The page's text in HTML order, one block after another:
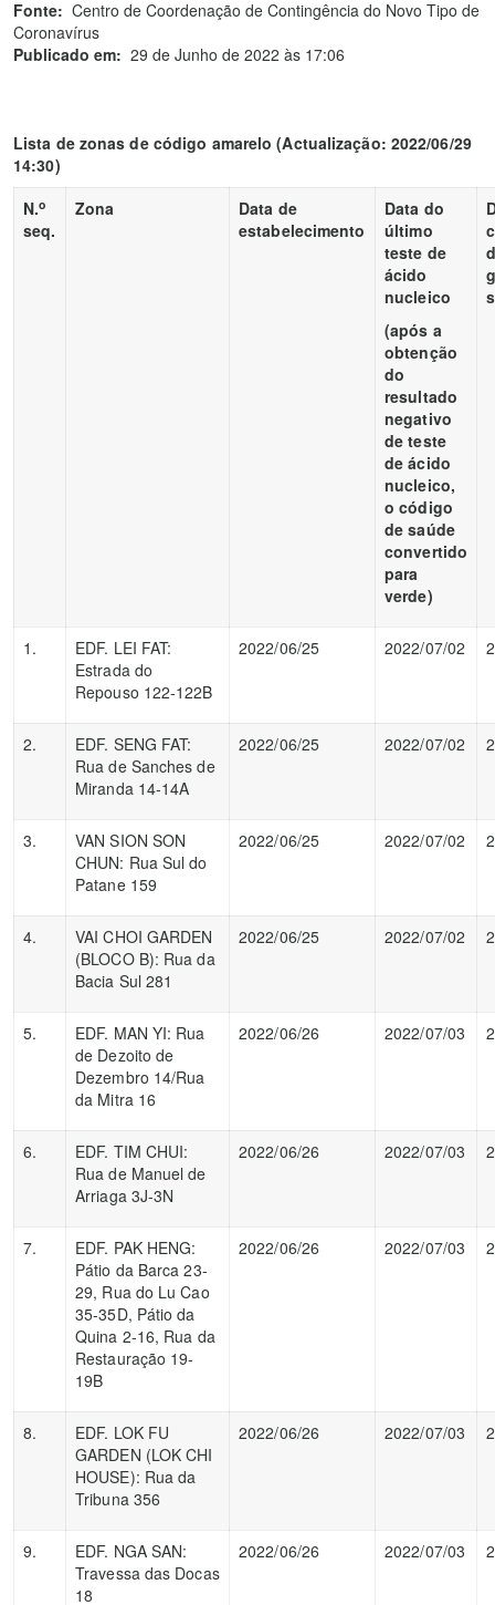
Fonte: Centro de Coordenação de Contingência do Novo Tipo de
Coronavírus
Publicado em: 29 de Junho de 2022 às 17:06
Lista de zonas de código amarelo (Actualização: 2022/06/29
14:30)
N.o
seq.
Zona
Data de
estabelecimento
Data do
último
teste de
ácido
nucleico
(após a
obtenção
do
resultado
negativo
de teste
de ácido
nucleico,
o código
de saúde
convertido
para
verde)
1.
EDF. LEI FAT:
Estrada do
Repouso 122-122B
2022/06/25 2022/07/02
2.
EDF. SENG FAT:
Rua de Sanches de
Miranda 14-14A
2022/06/25 2022/07/02
3.
VAN SION SON
CHUN: Rua Sul do
Patane 159
2022/06/25 2022/07/02
4.
VAI CHOI GARDEN
(BLOCO B): Rua da
Bacia Sul 281
2022/06/25 2022/07/02
5.
EDF. MAN YI: Rua
de Dezoito de
Dezembro 14/Rua
da Mitra 16
2022/06/26 2022/07/03
6.
EDF. TIM CHUI:
Rua de Manuel de
Arriaga 3J-3N
2022/06/26 2022/07/03
7.
EDF. PAK HENG:
Pátio da Barca 23-
29, Rua do Lu Cao
35-35D, Pátio da
Quina 2-16, Rua da
Restauração 19-
19B
2022/06/26 2022/07/03
8.
EDF. LOK FU
GARDEN (LOK CHI
HOUSE): Rua da
Tribuna 356
2022/06/26 2022/07/03
9.
EDF. NGA SAN:
Travessa das Docas
18
2022/06/26 2022/07/03